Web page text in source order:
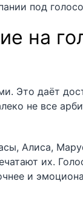
под
на
Это даёт
не все
Алиса,
их.
и